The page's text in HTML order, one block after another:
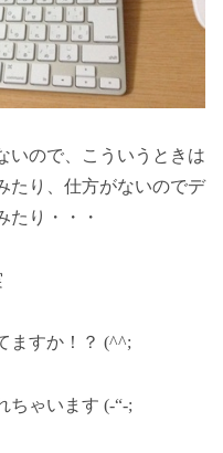
いので、こういうときは
たり、仕方がないのでデ
たり・・・
ますか！？ (^^;
ちゃいます (-“-;